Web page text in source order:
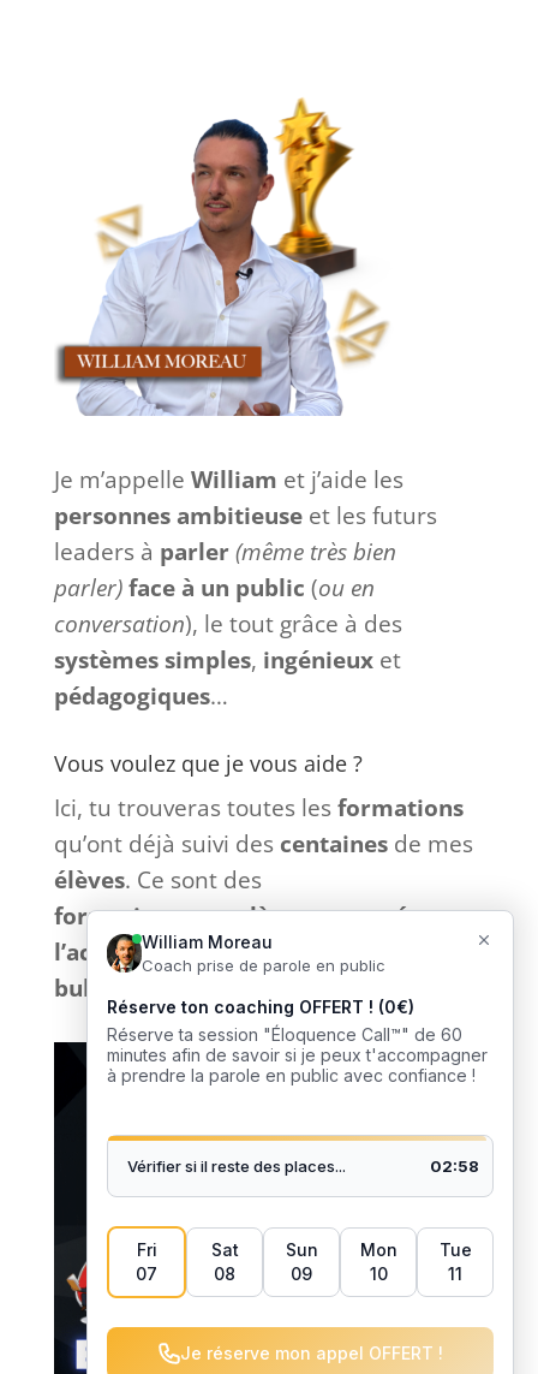
Je m’appelle William et j’aide les
personnes ambitieuseet les futurs
leaders à parler (même très bien
parler) face à un public (ou en
conversation), le tout grâce à des
systèmes simples, ingénieuxet
pédagogiques…
Vous voulez que je vous aide ?
Ici, tu trouveras toutes lesformations
qu’ont déjà suivi des centainesde mes
élèves. Ce sont des
formationscomplètesettournéesvers
l’actionsans bla-bla inutile et
bullshit